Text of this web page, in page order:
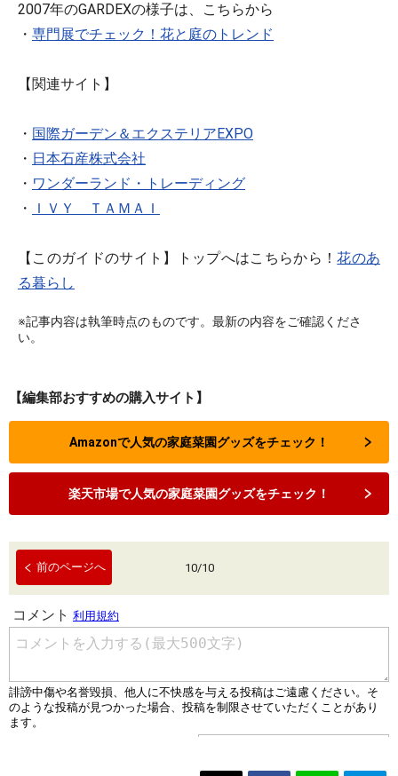
2007年のGARDEXの様子は、こちらから
・ 専門展でチェック！花と庭のトレンド
【関連サイト】
・ 国際ガーデン＆エクステリアEXPO
・ 日本石産株式会社
・ ワンダーランド・トレーディング
・
ＩＶＹ ＴＡＭＡＩ
【このガイドのサイト】トップへはこちらから！花のあ
る暮らし
※記事内容は執筆時点のものです。最新の内容をご確認くださ
い。
【編集部おすすめの購入サイト】
Amazonで人気の家庭菜園グッズをチェック！
楽天市場で人気の家庭菜園グッズをチェック！
前のページへ 10/10